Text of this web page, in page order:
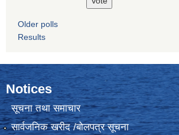
Older polls
Results
Notices
सूचना तथा समाचार
सार्वजनिक खरीद /बोलपत्र सूचना